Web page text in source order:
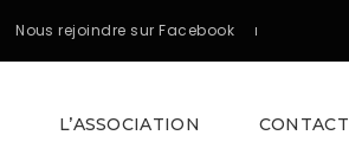
Nous rejoindre sur Facebook
L’ASSOCIATION CONTACT